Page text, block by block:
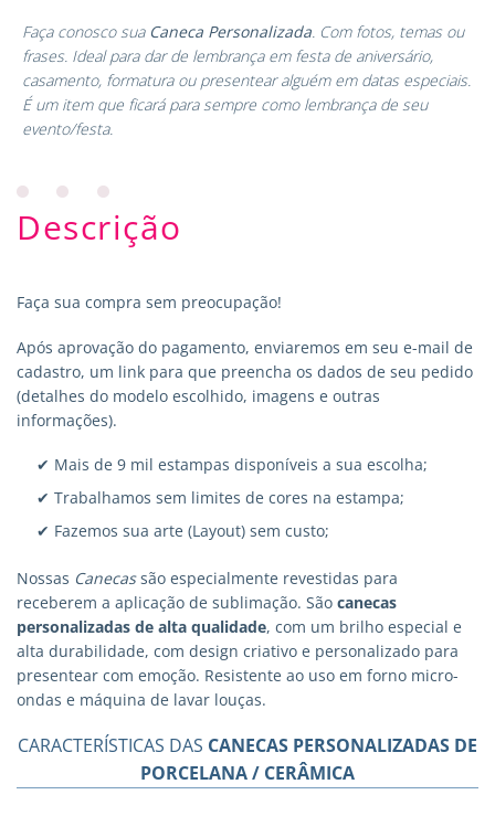
Faça conosco sua Caneca Personalizada. Com fotos, temas ou
frases. Ideal para dar de lembrança em festa de aniversário,
casamento, formatura ou presentear alguém em datas especiais.
É um item que ficará para sempre como lembrança de seu
evento/festa.
Descrição
Faça sua compra sem preocupação!
Após aprovação do pagamento, enviaremos em seu e-mail de
cadastro, um link para que preencha os dados de seu pedido
(detalhes do modelo escolhido, imagens e outras
informações).
✔ Mais de 9 mil estampas disponíveis a sua escolha;
✔ Trabalhamos sem limites de cores na estampa;
✔ Fazemos sua arte (Layout) sem custo;
Nossas Canecassão especialmente revestidas para
receberem a aplicação de sublimação. São canecas
personalizadas de alta qualidade, com um brilho especial e
alta durabilidade, com design criativo e personalizado para
presentear com emoção. Resistente ao uso em forno micro-
ondas e máquina de lavar louças.
CARACTERÍSTICAS DAS CANECAS PERSONALIZADAS DE
PORCELANA / CERÂMICA